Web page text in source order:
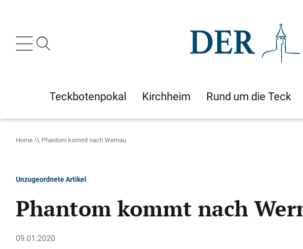
Teckbotenpokal Kirchheim Rund um die Teck
Home Phantom kommt nach Wernau
Unzugeordnete Artikel
Phantom kommt nach
09.01.2020